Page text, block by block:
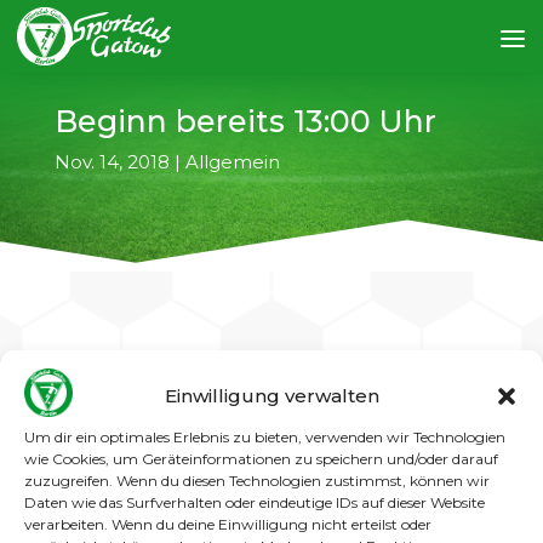
Einwilligung verwalten
Um dir ein optimales Erlebnis zu bieten, verwenden wir Technologien
wie Cookies, um Geräteinformationen zu speichern und/oder darauf
zuzugreifen. Wenn du diesen Technologien zustimmst, können wir
Daten wie das Surfverhalten oder eindeutige IDs auf dieser Website
verarbeiten. Wenn du deine Einwilligung nicht erteilst oder
Beginn bereits 13:00 Uhr
Nov. 14, 2018 | Allgemein
←
Der SC Gatow, Tabellenzweiter in der
Landesliga, empfängt Sparta Lichtenberg,
den Tabellenführer der Berlinliga!
Zu dieser höchst interessanten
Pokalbegegnung kommt es am